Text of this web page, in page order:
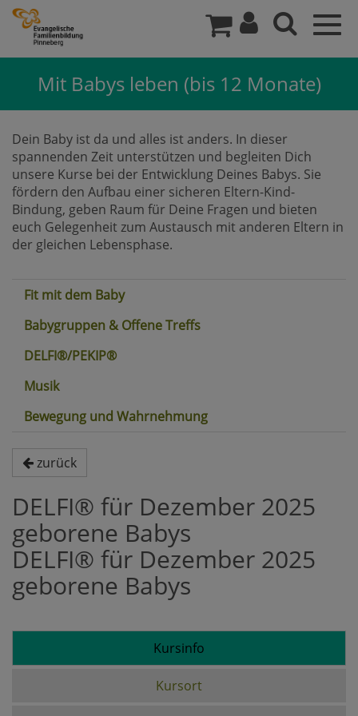
Mit Babys leben (bis 12 Monate)
Dein Baby ist da und alles ist anders. In dieser
spannenden Zeit unterstützen und begleiten Dich
unsere Kurse bei der Entwicklung Deines Babys. Sie
fördern den Aufbau einer sicheren Eltern-Kind-
Bindung, geben Raum für Deine Fragen und bieten
euch Gelegenheit zum Austausch mit anderen Eltern in
der gleichen Lebensphase.
Fit mit dem Baby
Babygruppen & Offene Treffs
DELFI®/PEKIP®
Musik
Bewegung und Wahrnehmung
zurück
DELFI® für Dezember 2025
geborene Babys
DELFI® für Dezember 2025
geborene Babys
Kursinfo
Kursort